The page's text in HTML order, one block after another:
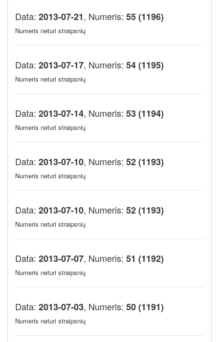
Data: 2013-07-21, Numeris: 55 (1196)
Numeris neturi straipsnių
Data: 2013-07-17, Numeris: 54 (1195)
Numeris neturi straipsnių
Data: 2013-07-14, Numeris: 53 (1194)
Numeris neturi straipsnių
Data: 2013-07-10, Numeris: 52 (1193)
Numeris neturi straipsnių
Data: 2013-07-10, Numeris: 52 (1193)
Numeris neturi straipsnių
Data: 2013-07-07, Numeris: 51 (1192)
Numeris neturi straipsnių
Data: 2013-07-03, Numeris: 50 (1191)
Numeris neturi straipsnių